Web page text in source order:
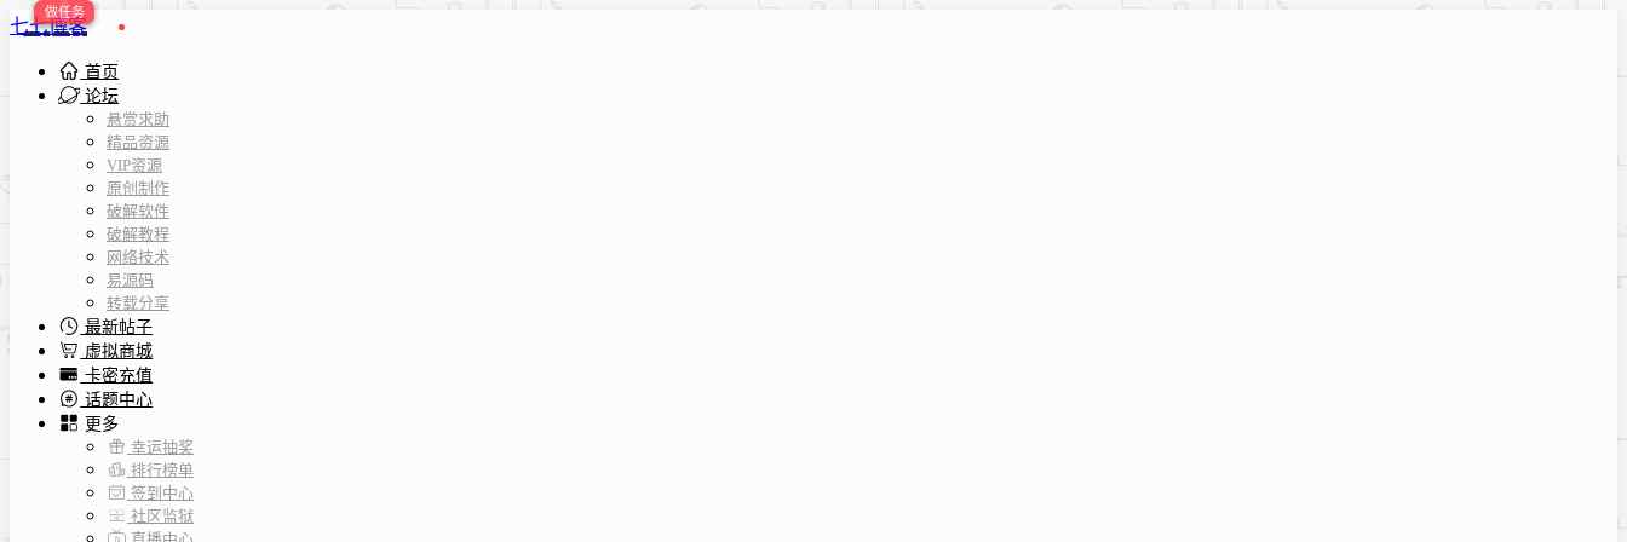
七七博客
首页
论坛
悬赏求助
精品资源
VIP资源
原创制作
破解软件
破解教程
网络技术
易源码
转载分享
最新帖子
虚拟商城
卡密充值
话题中心
更多
幸运抽奖
排行榜单
签到中心
社区监狱